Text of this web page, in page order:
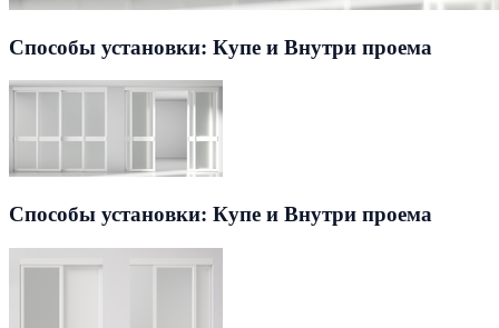
Способы установки: Купе и Внутри проема
Способы установки: Купе и Внутри проема